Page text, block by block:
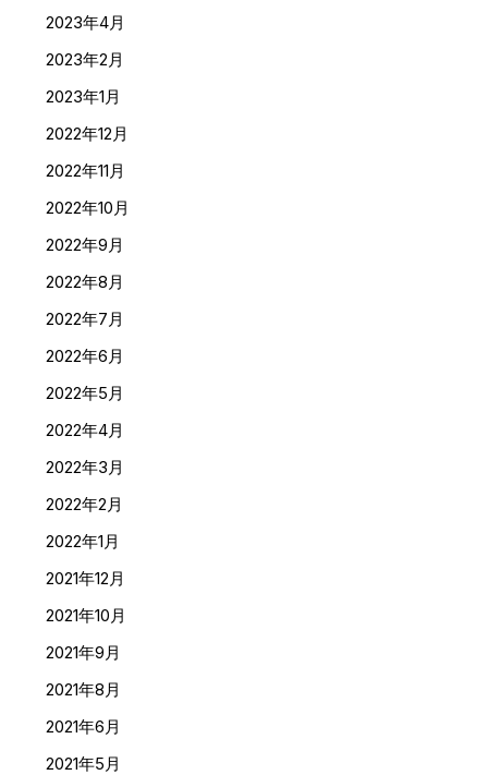
2023年4月
2023年2月
2023年1月
2022年12月
2022年11月
2022年10月
2022年9月
2022年8月
2022年7月
2022年6月
2022年5月
2022年4月
2022年3月
2022年2月
2022年1月
2021年12月
2021年10月
2021年9月
2021年8月
2021年6月
2021年5月